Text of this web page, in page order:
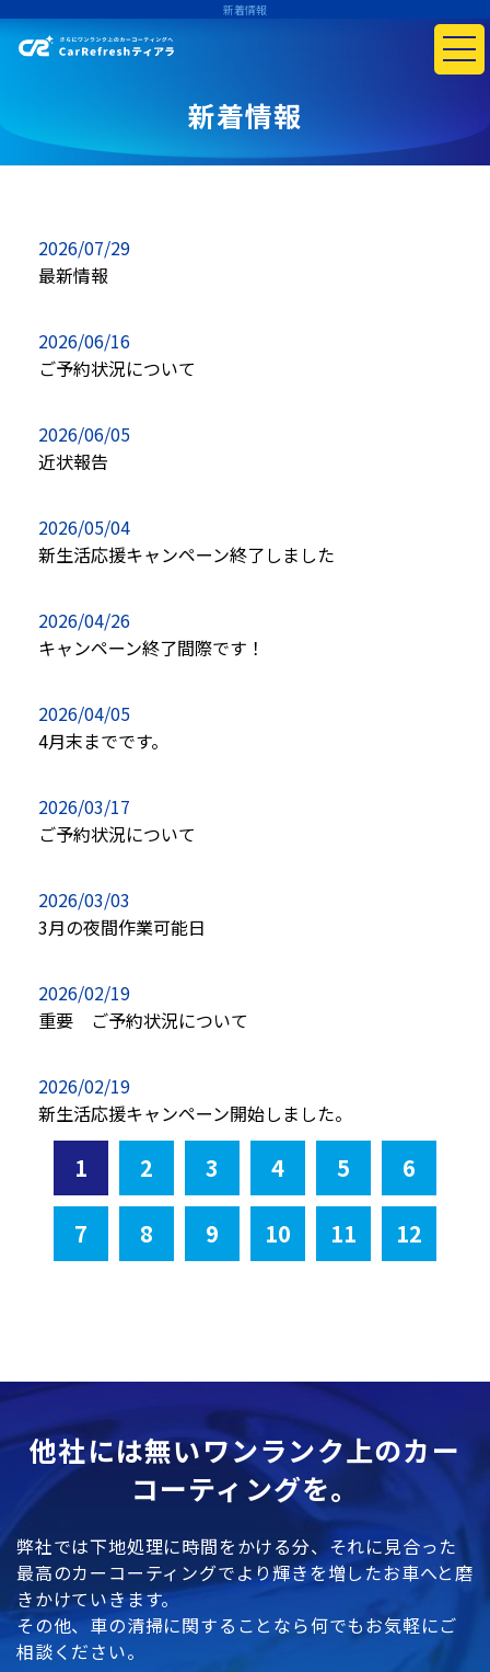
新着情報
新着情報
2026/07/29
最新情報
2026/06/16
ご予約状況について
2026/06/05
近状報告
2026/05/04
新生活応援キャンペーン終了しました
2026/04/26
キャンペーン終了間際です！
2026/04/05
4月末までです。
2026/03/17
ご予約状況について
2026/03/03
3月の夜間作業可能日
2026/02/19
重要 ご予約状況について
2026/02/19
新生活応援キャンペーン開始しました。
1 2 3 4 5 6
7 8 9 10 11 12
他社には無いワンランク上のカー
コーティングを。
弊社では下地処理に時間をかける分、それに見合った
最高のカーコーティングでより輝きを増したお車へと磨
きかけていきます。
その他、車の清掃に関することなら何でもお気軽にご
相談ください。